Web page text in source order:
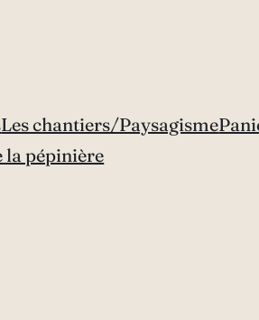
Les chantiers/Paysagisme
la pépinière